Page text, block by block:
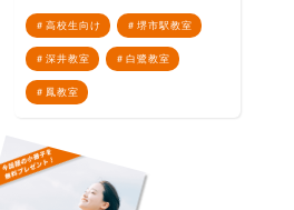
高校生向け 堺市駅教室
深井教室 白鷺教室
鳳教室